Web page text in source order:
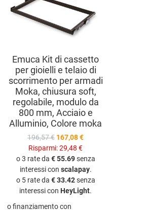
Emuca Kit di cassetto
per gioielli e telaio di
scorrimento per armadi
Moka, chiusura soft,
regolabile, modulo da
800 mm, Acciaio e
Alluminio, Colore moka
196,57 € 167,08 €
Risparmi:29,48 €
o 3 rate da € 55.69senza
interessi con scalapay.
o 5 rate da € 33.42senza
interessi con HeyLight.
o finanziamento con